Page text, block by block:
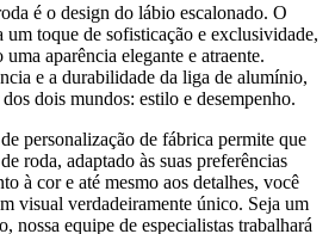
é o design do lábio escalonado. O
um toque de sofisticação e exclusividade,
aparência elegante e atraente.
e a durabilidade da liga de alumínio,
dois mundos: estilo e desempenho.
personalização de fábrica permite que
roda, adaptado às suas preferências
à cor e até mesmo aos detalhes, você
visual verdadeiramente único. Seja um
nossa equipe de especialistas trabalhará